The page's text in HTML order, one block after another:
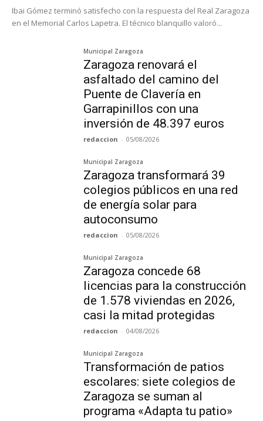
Ibai Gómez terminó satisfecho con la respuesta del Real Zaragoza
en el Memorial Carlos Lapetra. El técnico blanquillo valoró...
Municipal Zaragoza
Zaragoza renovará el
asfaltado del camino del
Puente de Clavería en
Garrapinillos con una
inversión de 48.397 euros
redaccion - 05/08/2026
Municipal Zaragoza
Zaragoza transformará 39
colegios públicos en una red
de energía solar para
autoconsumo
redaccion - 05/08/2026
Municipal Zaragoza
Zaragoza concede 68
licencias para la construcción
de 1.578 viviendas en 2026,
casi la mitad protegidas
redaccion - 04/08/2026
Municipal Zaragoza
Transformación de patios
escolares: siete colegios de
Zaragoza se suman al
programa «Adapta tu patio»